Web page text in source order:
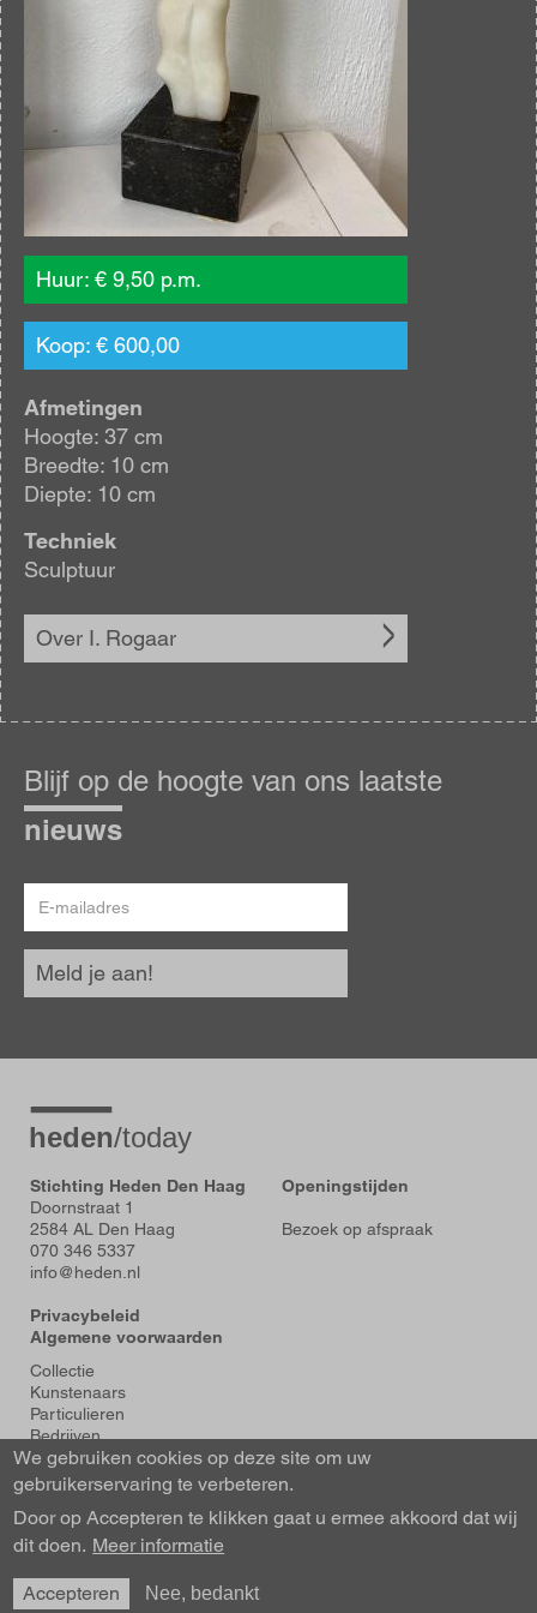
Huur: € 9,50 p.m.
Koop: € 600,00
Afmetingen
Hoogte: 37 cm
Breedte: 10 cm
Diepte: 10 cm
Techniek
Sculptuur
Over I. Rogaar
op
de
hoogte
Blijf op de hoogte van ons laatste
nieuws
mailadres
Meld je aan!
Stichting Heden Den Haag
Doornstraat 1
2584 AL Den Haag
070 346 5337
info@heden.nl
Privacybeleid
Algemene voorwaarden
Openingstijden
Bezoek op afspraak
Voet
Collectie
Kunstenaars
Particulieren
Bedrijven
Tentoonstellingen
Actueel
About us
Contact
We gebruiken cookies op deze site om uw
gebruikerservaring te verbeteren.
Door op Accepteren te klikken gaat u ermee akkoord dat wij
dit doen. Meer informatie
Accepteren Nee, bedankt